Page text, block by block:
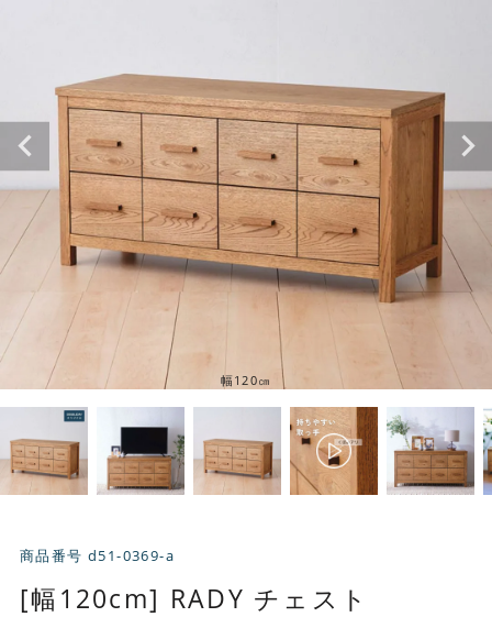
幅120㎝
商品番号 d51-0369-a
[幅120cm] RADY チェスト